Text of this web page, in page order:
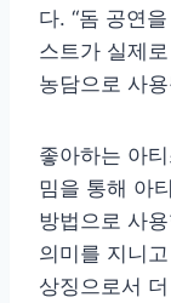
다. “돔 공연
스트가 실제
농담으로 사
좋아하는 아
밈을 통해 아
방법으로 사
의미를 지니
상징으로서